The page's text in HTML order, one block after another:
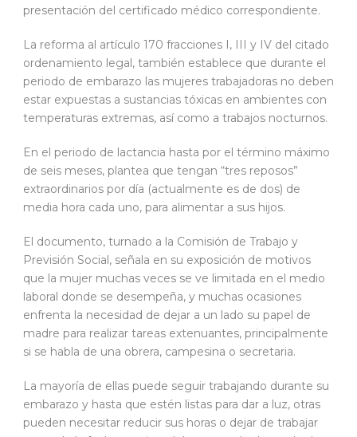
presentación del certificado médico correspondiente.
La reforma al artículo 170 fracciones I, III y IV del citado
ordenamiento legal, también establece que durante el
periodo de embarazo las mujeres trabajadoras no deben
estar expuestas a sustancias tóxicas en ambientes con
temperaturas extremas, así como a trabajos nocturnos.
En el periodo de lactancia hasta por el término máximo
de seis meses, plantea que tengan “tres reposos”
extraordinarios por día (actualmente es de dos) de
media hora cada uno, para alimentar a sus hijos.
El documento, turnado a la Comisión de Trabajo y
Previsión Social, señala en su exposición de motivos
que la mujer muchas veces se ve limitada en el medio
laboral donde se desempeña, y muchas ocasiones
enfrenta la necesidad de dejar a un lado su papel de
madre para realizar tareas extenuantes, principalmente
si se habla de una obrera, campesina o secretaria.
La mayoría de ellas puede seguir trabajando durante su
embarazo y hasta que estén listas para dar a luz, otras
pueden necesitar reducir sus horas o dejar de trabajar